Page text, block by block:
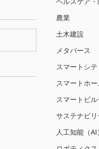
農業
土木建設
メタバース
スマートシテ
スマートホー
スマートビ
サステナビリ
人工知能（AI